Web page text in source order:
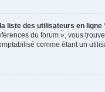
liste des utilisateurs en ligne
du forum », vous
comme étant un